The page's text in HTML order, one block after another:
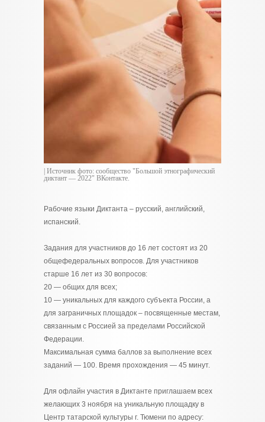
| Источник фото: сообщество "Большой этнографический
диктант — 2022" ВКонтакте.
Рабочие языки Диктанта – русский, английский,
испанский.
Задания для участников до 16 лет состоят из 20
общефедеральных вопросов. Для участников
старше 16 лет из 30 вопросов:
20 — общих для всех;
10 — уникальных для каждого субъекта России, а
для заграничных площадок – посвященные местам,
связанным с Россией за пределами Российской
Федерации.
Максимальная сумма баллов за выполнение всех
заданий — 100. Время прохождения — 45 минут.
Для офлайн участия в Диктанте приглашаем всех
желающих 3 ноября на уникальную площадку в
Центр татарской культуры г. Тюмени по адресу: